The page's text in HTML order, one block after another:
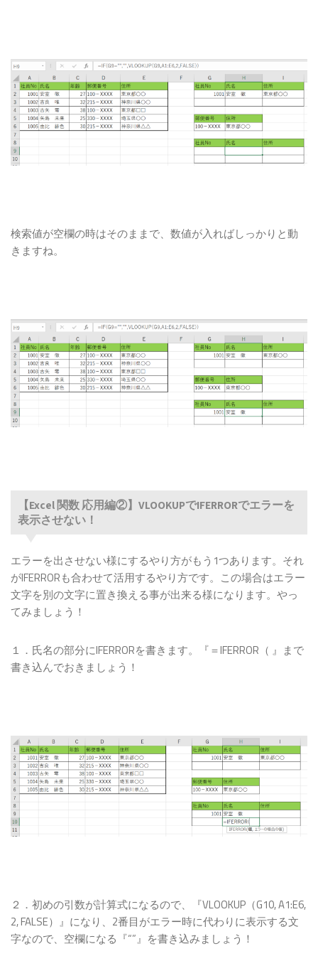
検索値が空欄の時はそのままで、数値が入ればしっかりと動
きますね。
【Excel 関数 応用編②】VLOOKUPでIFERRORでエラーを
表示させない！
エラーを出させない様にするやり方がもう1つあります。それ
がIFERRORも合わせて活用するやり方です。この場合はエラー
文字を別の文字に置き換える事が出来る様になります。やっ
てみましょう！
１．氏名の部分にIFERRORを書きます。『＝IFERROR（ 』まで
書き込んでおきましょう！
２．初めの引数が計算式になるので、『VLOOKUP（G10, A1:E6,
2, FALSE）』になり、2番目がエラー時に代わりに表示する文
字なので、空欄になる『“”』を書き込みましょう！